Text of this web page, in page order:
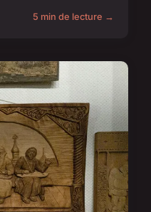
5 min de lecture →